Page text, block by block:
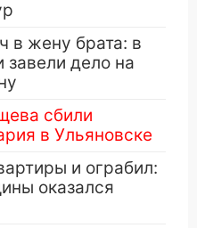
в жену брата: в
завели дело на
сбили
в Ульяновске
и ограбил:
оказался